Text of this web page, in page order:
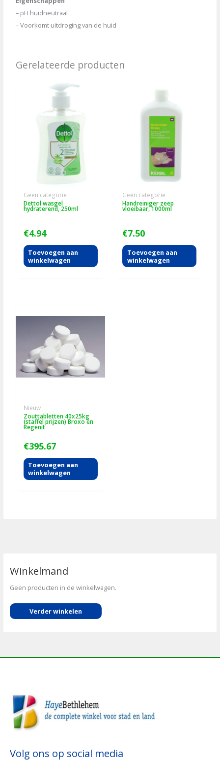
– pH huidneutraal
– Voorkomt uitdroging van de huid
Gerelateerde producten
Geen categorie
Dettol wasgel
hydraterend, 250ml
€4.94
Toevoegen aan
winkelwagen
Geen categorie
Handreiniger zeep
vloeibaar, 1000ml
€7.50
Toevoegen aan
winkelwagen
Nieuw
Zouttabletten 40x25kg
(staffel prijzen) Broxo en
Regenit
€395.67
Toevoegen aan
winkelwagen
Winkelmand
Geen producten in de winkelwagen.
Verder winkelen
Volg ons op social media